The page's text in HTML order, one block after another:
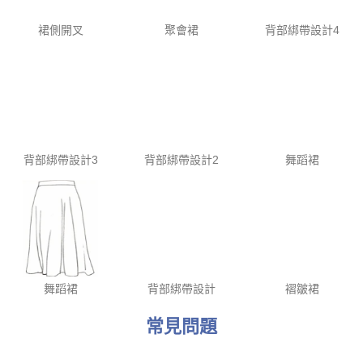
裙側開叉 聚會裙 背部綁帶設計4
背部綁帶設計3 背部綁帶設計2 舞蹈裙
舞蹈裙 背部綁帶設計 褶皺裙
常見問題